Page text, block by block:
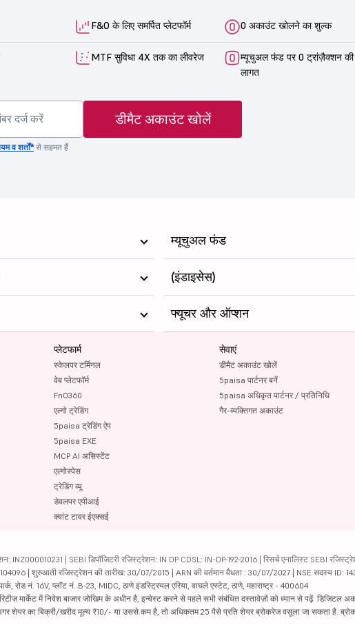
F&O के लिए समर्पित प्लेटफॉर्म 0 अकाउंट खोलने का शुल्क
MTF सुविधा 4X तक का लीवरेज
म्यूचुअल फंड पर 0 ट्रांज़ैक्शन की
लागत
डीमैट अकाउंट खोलें
व शर्तों*से सहमत हैं
म्यूचुअल फंड
(इंडाइसेस)
प्लेटफार्म
स्केलपर टर्मिनल
वेब प्लेटफॉर्म
FnO360
एल्गो ट्रेडिंग
5paisa ट्रेडिंग ऐप
5paisa EXE
MCP AI असिस्टेंट
एल्गोस्पेस
ट्रेडिंग व्यू
डेवलपर एपीआई
क्वांट टावर ईएक्सई
सेवाएं
डीमैट अकाउंट खोलें
5paisa पार्टनर बनें
5paisa अधिकृत पार्टनर / प्रतिनिधि
गैर-व्यक्तिगत अकाउंट
फ्यूचर और ऑप्शन
| SEBI डिपॉजिटरी रजिस्ट्रेशन: IN DP CDSL: IN-DP-192-2016 | रिसर्च एनालिस्ट SEBI
| शुरुआती रजिस्ट्रेशन की तारीख: 30/07/2015 | ARN की वर्तमान वैधता : 30/07/2027 | NSE सदस्य ID:
नं. 16V, प्लॉट नं. B-23, MIDC, ठाणे इंडस्ट्रियल एरिया, वाघले एस्टेट, ठाणे, महाराष्ट्र - 400604
मार्केट में निवेश बाजार जोखिम के अधीन है, इन्वेस्ट करने से पहले सभी संबंधित दस्तावेज़ों को ध्यान से पढ़ें. डिजिटल
शेयर का बिक्री/खरीद मूल्य ₹10/- या उससे कम है, तो अधिकतम 25 पैसे प्रति शेयर ब्रोकरेज वसूला जा सकता है.